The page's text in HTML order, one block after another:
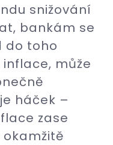
snižování
bankám se
do toho
může
háček –
zase